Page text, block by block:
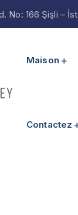
No: 166 Şişli –
Maison
Contactez